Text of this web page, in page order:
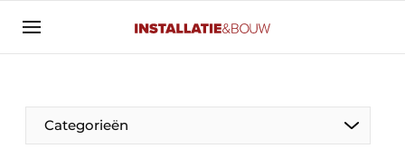
Aanmelden
Banner overzicht
BedrijvenAanmeldenBedankt voor de aanmelding
Categorieën